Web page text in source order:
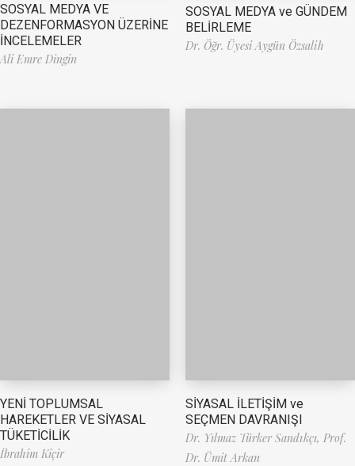
SOSYAL MEDYA VE
DEZENFORMASYON ÜZERİNE
İNCELEMELER
Ali Emre Dingin
SOSYAL MEDYA ve GÜNDEM
BELİRLEME
Dr. Öğr. Üyesi Aygün Özsalih
YENİ TOPLUMSAL
HAREKETLER VE SİYASAL
TÜKETİCİLİK
İbrahim Kiçir
SİYASAL İLETİŞİM ve
SEÇMEN DAVRANIŞI
Dr. Yılmaz Türker Sandıkçı, Prof.
Dr. Ümit Arkan